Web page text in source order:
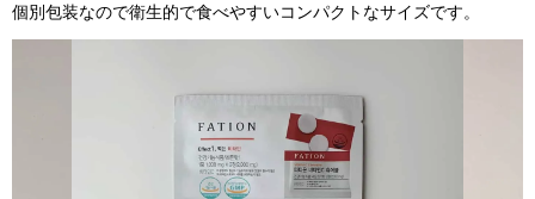
個別包装なので衛生的で食べやすいコンパクトなサイズです。